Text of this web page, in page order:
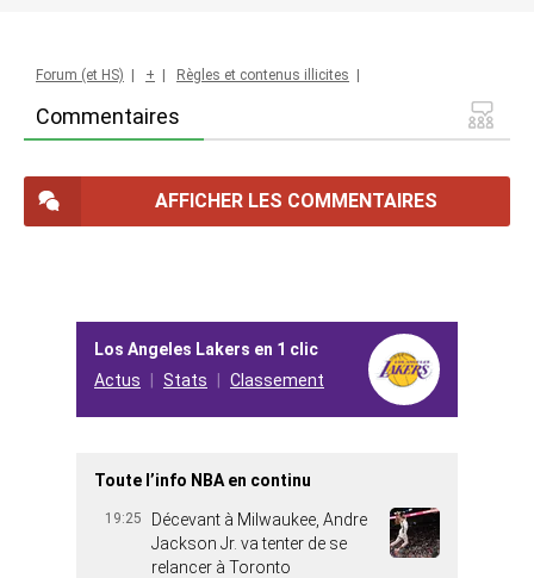
Commentaires
Forum (et HS) | + | Règles et contenus illicites |
AFFICHER LES COMMENTAIRES
Los Angeles Lakers en 1 clic
Actus
Stats Classement
Toute l’info NBA en continu
19:25
Décevant à Milwaukee, Andre
Jackson Jr. va tenter de se
relancer à Toronto